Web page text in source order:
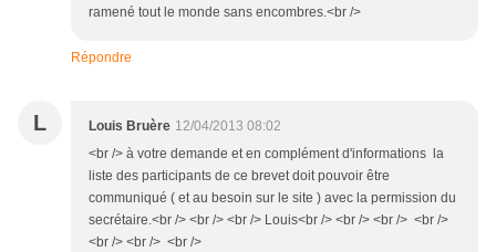
ramené tout le monde sans encombres.<br />
Répondre
L Louis Bruère 12/04/2013 08:02
<br /> à votre demande et en complément d'informations la
liste des participants de ce brevet doit pouvoir être
communiqué ( et au besoin sur le site ) avec la permission du
secrétaire.<br /> <br /> <br /> Louis<br /> <br /> <br /> <br />
<br /> <br /> <br />